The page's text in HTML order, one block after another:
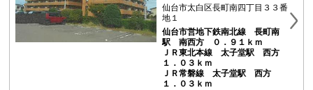
仙台市太白区長町南四丁目３３番
地１
仙台市営地下鉄南北線 長町南
駅 南西方 ０．９１ｋｍ
ＪＲ東北本線 太子堂駅 西方
１．０３ｋｍ
ＪＲ常磐線 太子堂駅 西方
１．０３ｋｍ